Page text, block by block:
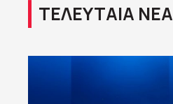
ΤΕΛΕΥΤΑΙΑ ΝΕΑ